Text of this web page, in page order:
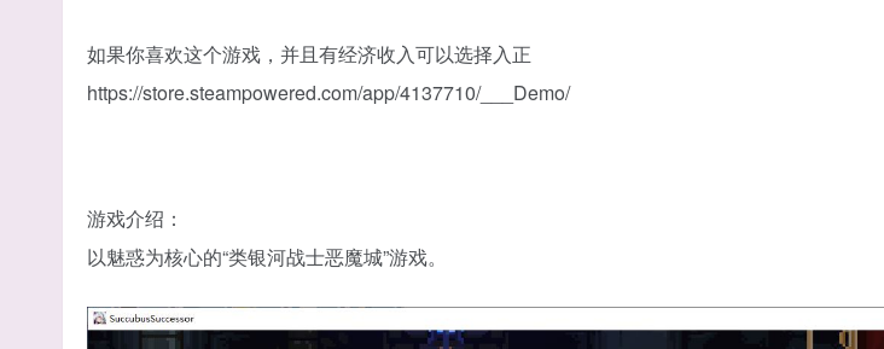
如果你喜欢这个游戏，并且有经济收入可以选择入正
https://store.steampowered.com/app/4137710/___Demo/
游戏介绍：
以魅惑为核心的“类银河战士恶魔城”游戏。